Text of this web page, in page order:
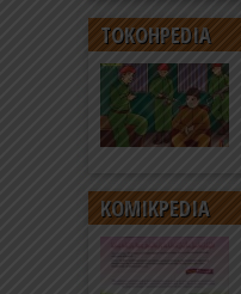
TOKOHPEDIA
KOMIKPEDIA